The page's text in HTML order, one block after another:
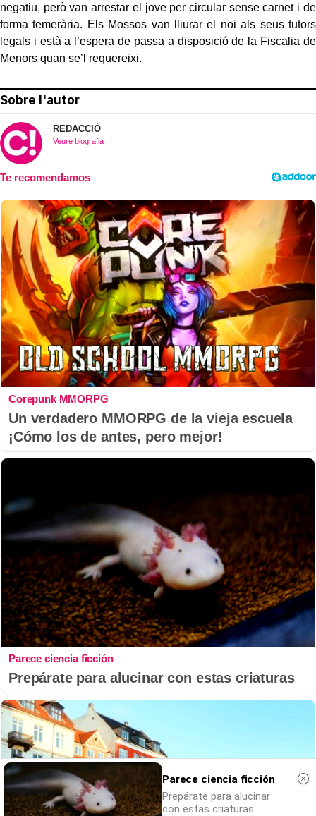
negatiu, però van arrestar el jove per circular sense carnet i de
forma temerària. Els Mossos van lliurar el noi als seus tutors
legals i està a l’espera de passa a disposició de la Fiscalia de
Menors quan se’l requereixi.
Sobre l'autor
REDACCIÓ
Veure biografia
Corepunk MMORPG
Un verdadero MMORPG de la vieja escuela
¡Cómo los de antes, pero mejor!
Parece ciencia ficción
Prepárate para alucinar con estas criaturas
Parece ciencia ficción
Prepárate para alucinar
con estas criaturas